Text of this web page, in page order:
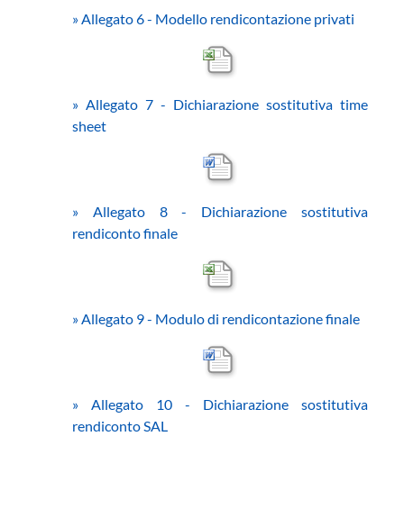
»Allegato 6 - Modello rendicontazione privati
» Allegato 7 - Dichiarazione sostitutiva time
sheet
» Allegato 8 - Dichiarazione sostitutiva
rendiconto finale
»Allegato 9 - Modulo di rendicontazione finale
» Allegato 10 - Dichiarazione sostitutiva
rendiconto SAL